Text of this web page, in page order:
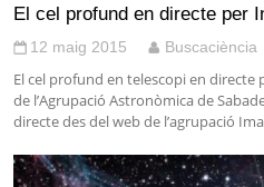
El cel profund en directe per
12 maig 2015 Buscaciència
El cel profund en telescopi en directe
de l’Agrupació Astronòmica de
directe des del web de l’agrupació